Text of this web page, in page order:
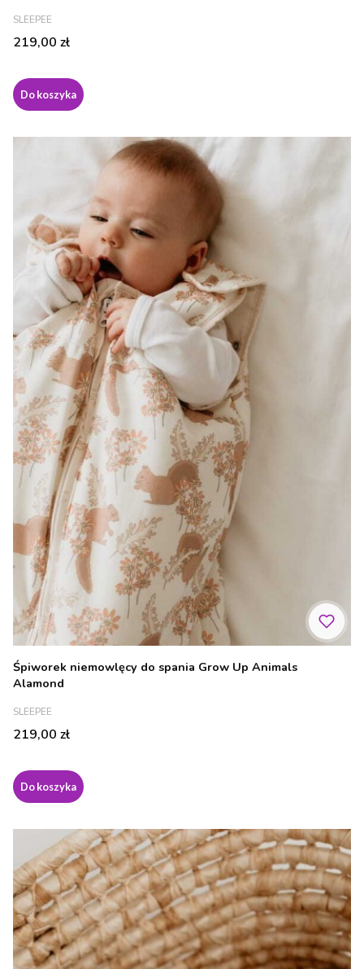
PRODUCENT
SLEEPEE
Cena
219,00 zł
Do koszyka
Śpiworek niemowlęcy do spania Grow Up Animals
Alamond
PRODUCENT
SLEEPEE
Cena
219,00 zł
Do koszyka